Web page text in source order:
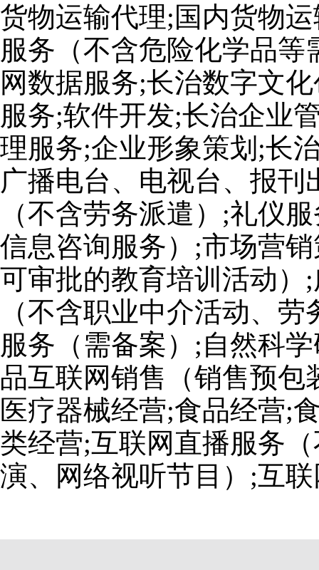
货物运输代理;国内货物
服务（不含危险化学品
网数据服务;长治数字文
服务;软件开发;长治企业
理服务;企业形象策划;长
广播电台、电视台、报
（不含劳务派遣）;礼仪
信息咨询服务）;市场营
可审批的教育培训活动）
（不含职业中介活动、
服务（需备案）;自然科
品互联网销售（销售预
医疗器械经营;食品经营;
类经营;互联网直播服务
演、网络视听节目）;互